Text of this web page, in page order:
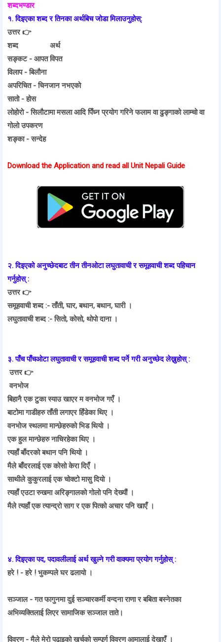
शब्दभण्डार
१. दिइएका शब्द र तिनका अर्थबिच जोडा मिलाउनुहोस्:
उत्तर 👉
शब्द अर्थ
सङ्कट - आपत विपत
विलाप - बिलौना
अपरिचित - चिनजान नभएको
सातो - होस
लोहोरो - सिलौटामा मसला आदि पिँध्न प्रयोग गरिने फलाम वा ढुङ्गाको लाम्चो वा
गोलो उपकरण
शङ्का - सन्देह
Download the Application and read all Unit Nepali Guide
२. दिइएको अनुच्छेदबाट तीन तीनओटा लघुतावाची र समूहवाची शब्द पहिचान
गर्नुहोस् :
उत्तर 👉
समूहवाची शब्द :- ताँती, घार, बथान, बथान, घारी ।
लघुतावाची शब्द :- सितो, कोसो, थोपो दाना ।
३. पाँच पाँचओटा लघुतावाची र समूहवाची शब्द पर्ने गरी अनुच्छेद लेख्नुहोस् :
उत्तर 👉
वनभोज
बिहानै एक टुका स्याउ खाएर म वनभोज गएँ ।
बाटोमा गाडीहरु ताँती लगाएर हिँडेका थिए ।
वनभोज स्थलमा मान्छेहरुको भिड थियो ।
एक हुल मान्छेहरु नाचिरहेका थिए ।
त्यहाँ बाँदरको बथान पनि थियो ।
मैले बाँदरलाई एक कोसो केरा दिएँ ।
साथीले कुकुरलाई एक चोक्टो मासु दियो ।
त्यहाँ एउटा रुखमा अरिङ्गालको गोलो पनि देख्यौं ।
मैले त्यहाँ एक त्यान्द्रो साग र एक पित्को अचार पनि खाएँ ।
४. दिइएका पद, पदावलीलाई अर्थ खुल्ने गरी वाक्यमा प्रयोग गर्नुहोस् :
हरे ! - हरे ! भुकम्पले घर ढलायो ।
सञ्जाल - गत फागुनमा दुई सञ्चारकर्मी वन्दना राणा र बबिता बस्नेतका
अभिव्यक्तिलाई लिएर सामाजिक सञ्जाल ताते।
विवरण - मैले मेरो पढाइको खर्चको सम्पूर्ण विवरण आमालाई देखाएँ ।